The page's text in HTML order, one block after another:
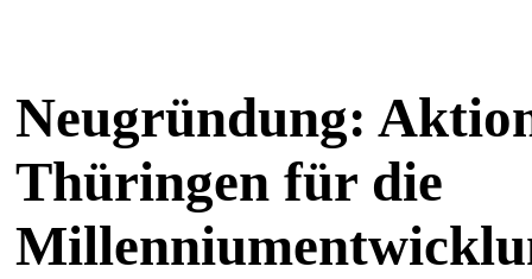
Neugründung:
Thüringen für die